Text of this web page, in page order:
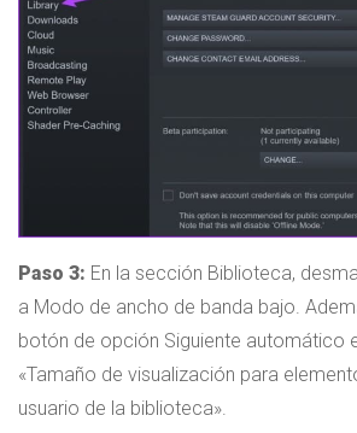
Paso 3: En la sección Biblioteca,
a Modo de ancho de banda bajo.
botón de opción Siguiente automático
«Tamaño de visualización para
usuario de la biblioteca».